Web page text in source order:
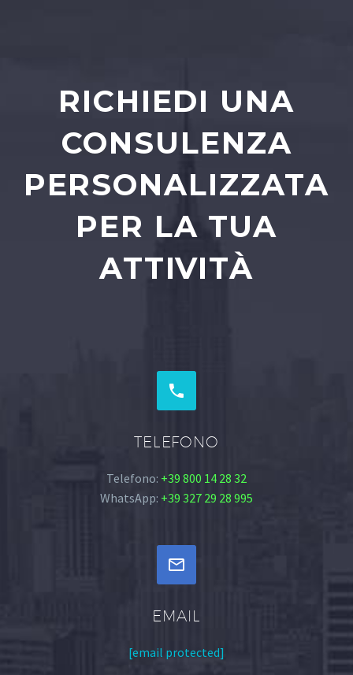
RICHIEDI UNA
CONSULENZA
PERSONALIZZATA
PER LA TUA
ATTIVITÀ


TELEFONO
Telefono: +39 800 14 28 32
WhatsApp: +39 327 29 28 995


EMAIL
[email protected]